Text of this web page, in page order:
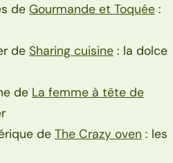
de Gourmande et Toquée :
de Sharing cuisine : la dolce
de La femme à tête de
de The Crazy oven : les